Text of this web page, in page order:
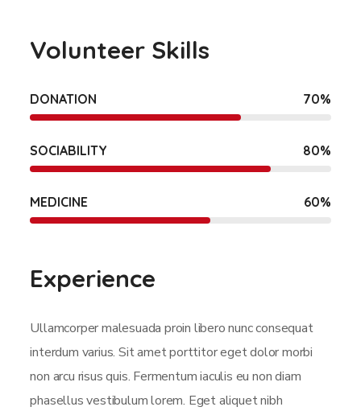
Volunteer Skills
DONATION 70%
SOCIABILITY 80%
MEDICINE 60%
Experience
Ullamcorper malesuada proin libero nunc consequat
interdum varius. Sit amet porttitor eget dolor morbi
non arcu risus quis. Fermentum iaculis eu non diam
phasellus vestibulum lorem. Eget aliquet nibh